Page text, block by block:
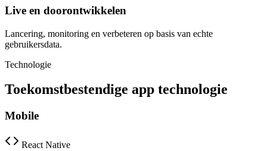
Live en doorontwikkelen
Lancering, monitoring en verbeteren op basis van echte
gebruikersdata.
Technologie
Toekomstbestendige app technologie
Mobile
React Native